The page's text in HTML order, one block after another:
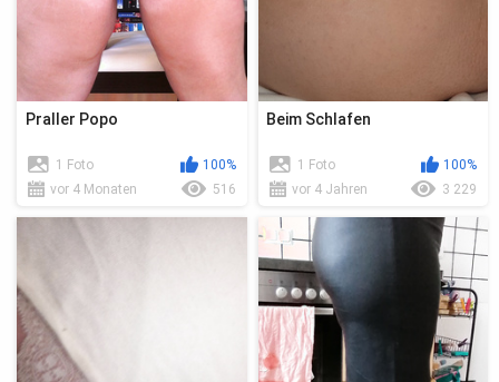
Praller Popo
1 Foto
100%
vor 4 Monaten
516
Beim Schlafen
1 Foto
100%
vor 4 Jahren
3 229